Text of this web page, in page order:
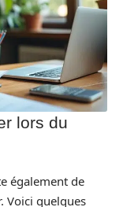
lors du
également de
Voici quelques